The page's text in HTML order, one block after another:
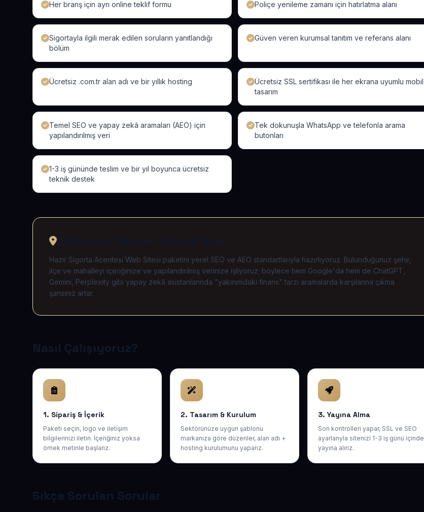
Her branş için ayrı online teklif formu Poliçe yenileme zamanı için hatırlatma alanı
Sigortayla ilgili merak edilen soruların yanıtlandığı
bölüm
Güven veren kurumsal tanıtım ve referans alanı
Ücretsiz .com.tr alan adı ve bir yıllık hosting
Ücretsiz SSL sertifikası ile her ekrana uyumlu mobil
tasarım
Temel SEO ve yapay zekâ aramaları (AEO) için
yapılandırılmış veri
Tek dokunuşla WhatsApp ve telefonla arama
butonları
1-3 iş gününde teslim ve bir yıl boyunca ücretsiz
teknik destek
Hazır Sigorta Acentesi Web Sitesi paketini yerel SEO ve AEO standartlarıyla hazırlıyoruz. Bulunduğunuz şehir,
ilçe ve mahalleyi içeriğinize ve yapılandırılmış verinize işliyoruz; böylece hem Google'da hem de ChatGPT,
Gemini, Perplexity gibi yapay zekâ asistanlarında "yakınımdaki finans" tarzı aramalarda karşılarına çıkma
şansınız artar.
Nasıl Çalışıyoruz?
1. Sipariş & İçerik
Paketi seçin, logo ve iletişim
bilgilerinizi iletin. İçeriğiniz yoksa
örnek metinle başlarız.
2. Tasarım & Kurulum
Sektörünüze uygun şablonu
markanıza göre düzenler, alan adı +
hosting kurulumunu yaparız.
3. Yayına Alma
Son kontrolleri yapar, SSL ve SEO
ayarlarıyla sitenizi 1-3 iş günü içinde
yayına alırız.
Sıkça Sorulan Sorular